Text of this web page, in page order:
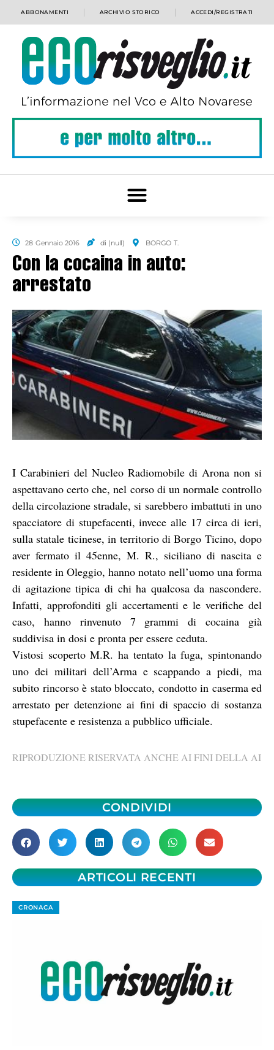
ABBONAMENTI ARCHIVIO STORICO ACCEDI/REGISTRATI
28 Gennaio 2016 di (null) BORGO T.
Con la cocaina in auto:
arrestato
I Carabinieri del Nucleo Radiomobile di Arona non si
aspettavano certo che, nel corso di un normale controllo
della circolazione stradale, si sarebbero imbattuti in uno
spacciatore di stupefacenti, invece alle 17 circa di ieri,
sulla statale ticinese, in territorio di Borgo Ticino, dopo
aver fermato il 45enne, M. R., siciliano di nascita e
residente in Oleggio, hanno notato nell’uomo una forma
di agitazione tipica di chi ha qualcosa da nascondere.
Infatti, approfonditi gli accertamenti e le verifiche del
caso, hanno rinvenuto 7 grammi di cocaina già
suddivisa in dosi e pronta per essere ceduta.
Vistosi scoperto M.R. ha tentato la fuga, spintonando
uno dei militari dell’Arma e scappando a piedi, ma
subito rincorso è stato bloccato, condotto in caserma ed
arrestato per detenzione ai fini di spaccio di sostanza
stupefacente e resistenza a pubblico ufficiale.
RIPRODUZIONE RISERVATA ANCHE AI FINI DELLA AI
CONDIVIDI
ARTICOLI RECENTI
CRONACA